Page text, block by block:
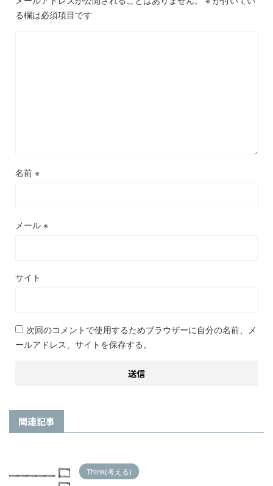
る欄は必須項目です
名前 ※
メール ※
サイト
次回のコメントで使用するためブラウザーに自分の名前、メ
ールアドレス、サイトを保存する。
関連記事
Think(考える)